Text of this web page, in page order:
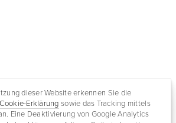
dieser Website erkennen Sie die
Erklärung sowie das Tracking mittels
Eine Deaktivierung von Google Analytics